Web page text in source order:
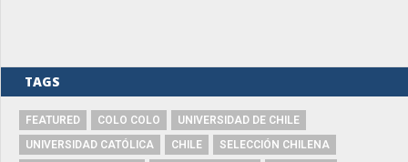
TAGS
FEATURED COLO COLO
UNIVERSIDAD DE CHILE
UNIVERSIDAD CATÓLICA
CHILE
SELECCIÓN CHILENA